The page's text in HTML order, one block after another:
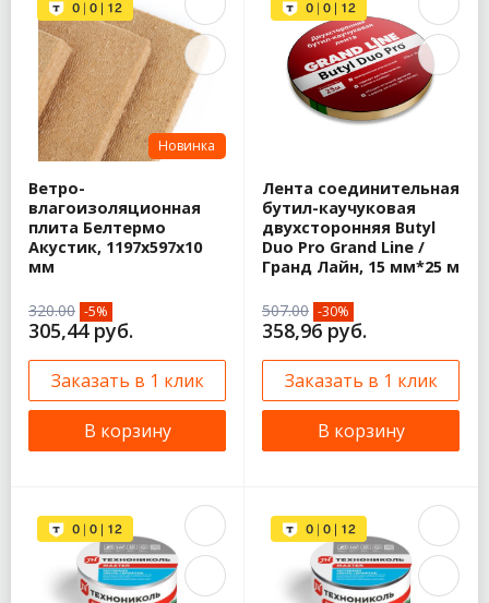
Новинка
Ветро-
влагоизоляционная
плита Белтермо
Акустик, 1197х597х10
мм
320.00 -5%
305,44 руб.
Заказать в 1 клик
В корзину
Лента соединительная
бутил-каучуковая
двухсторонняя Butyl
Duo Pro Grand Line /
Гранд Лайн, 15 мм*25 м
507.00 -30%
358,96 руб.
Заказать в 1 клик
В корзину